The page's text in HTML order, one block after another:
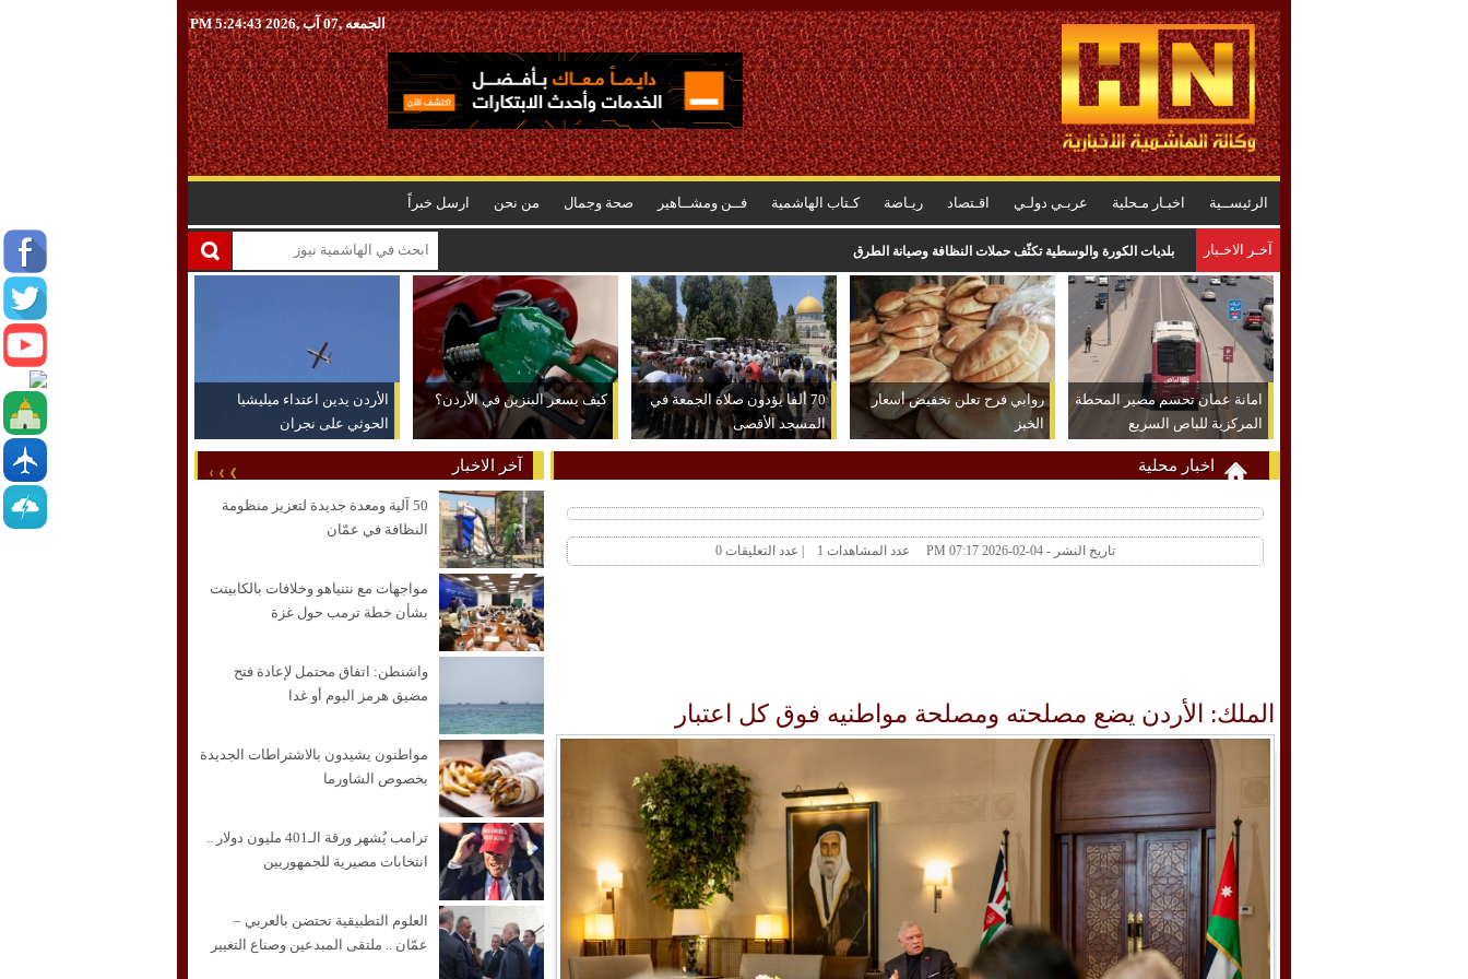
الجمعه ,07 آب ,2026 5:24:44 PM
الرئيســية اخبـار مـحلية عربـي دولـي اقـتصاد ريـاضة كـتاب الهاشمية فــن ومشــاهير صحة وجمال من نحن ارسل خبراً
آخـر الاخـبار بلديات الكورة والوسطية تكثّف حملات النظافة وصيانة الطرق
امانة عمان تحسم مصير المحطة
المركزية للباص السريع
روابي فرح تعلن تخفيض أسعار
الخبز
70 ألفا يؤدون صلاة الجمعة في
المسجد الأقصى
كيف يسعر البنزين في الأردن؟
الأردن يدين اعتداء ميليشيا
الحوثي على نجران
اخبار محلية
تاريخ النشر - 04-02-2026 07:17 PM عدد المشاهدات 1 | عدد التعليقات 0
الملك: الأردن يضع مصلحته ومصلحة مواطنيه فوق كل اعتبار
آخر الاخبار
50 آلية ومعدة جديدة لتعزيز منظومة
النظافة في عمّان
مواجهات مع نتنياهو وخلافات بالكابينت
بشأن خطة ترمب حول غزة
واشنطن: اتفاق محتمل لإعادة فتح
مضيق هرمز اليوم أو غدا
مواطنون يشيدون بالاشتراطات الجديدة
بخصوص الشاورما
ترامب يُشهر ورقة الـ401 مليون دولار ..
انتخابات مصيرية للجمهوريين
العلوم التطبيقية تحتضن بالعربي –
عمّان .. ملتقى المبدعين وصناع التغيير